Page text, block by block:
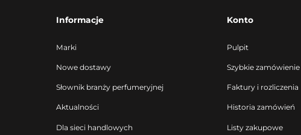
Informacje
Marki
Nowe dostawy
Słownik branży perfumeryjnej
Aktualności
Dla sieci handlowych
Konto
Pulpit
Szybkie zamówienie
Faktury i rozliczenia
Historia zamówień
Listy zakupowe